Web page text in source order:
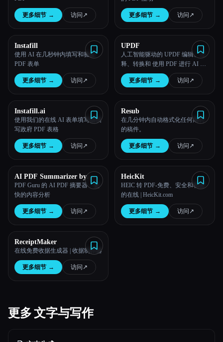
更多细节 → 访问 ↗︎ 更多细节 → 访问 ↗︎
Instafill
使用 AI 在几秒钟内填写和验证
PDF 表单
更多细节 → 访问 ↗︎
UPDF
人工智能驱动的 UPDF 编辑、注
释、转换和 使用 PDF 进行 AI 聊
天。 随时随地！
更多细节 → 访问 ↗︎
Instafill.ai
使用我们的在线 AI 表单填写器填
写政府 PDF 表格
更多细节 → 访问 ↗︎
Resub
在几分钟内自动格式化任何期刊
的稿件。
更多细节 → 访问 ↗︎
AI PDF Summarizer by
PDF Guru
PDF Guru 的 AI PDF 摘要器：更
快的内容分析
更多细节 → 访问 ↗︎
HeicKit
HEIC 转 PDF-免费、安全和私密
的在线 | HeicKit.com
更多细节 → 访问 ↗︎
ReceiptMaker
在线免费收据生成器 | 收据制作器
更多细节 → 访问 ↗︎
更多 文字与写作